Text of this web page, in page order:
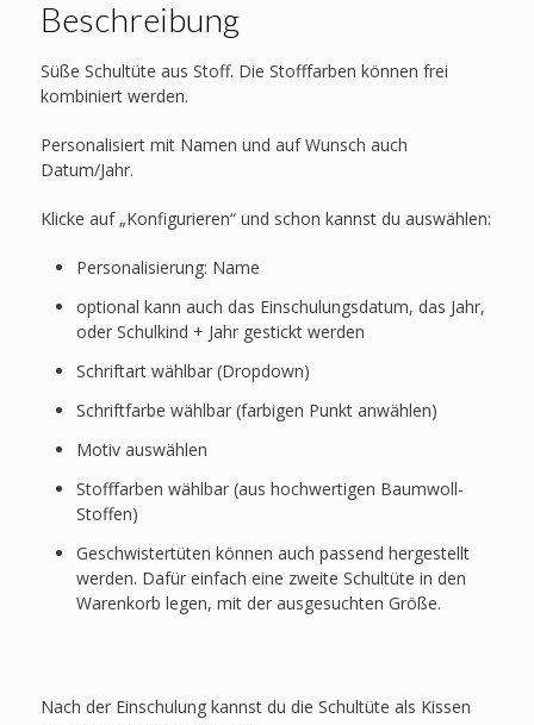
Beschreibung
Süße Schultüte aus Stoff. Die Stofffarben können frei
kombiniert werden.
Personalisiert mit Namen und auf Wunsch auch
Datum/Jahr.
Klicke auf „Konfigurieren“ und schon kannst du auswählen:
Personalisierung: Name
optional kann auch das Einschulungsdatum, das Jahr,
oder Schulkind + Jahr gestickt werden
Schriftart wählbar (Dropdown)
Schriftfarbe wählbar (farbigen Punkt anwählen)
Motiv auswählen
Stofffarben wählbar (aus hochwertigen Baumwoll-
Stoffen)
Geschwistertüten können auch passend hergestellt
werden. Dafür einfach eine zweite Schultüte in den
Warenkorb legen, mit der ausgesuchten Größe.
Nach der Einschulung kannst du die Schultüte als Kissen